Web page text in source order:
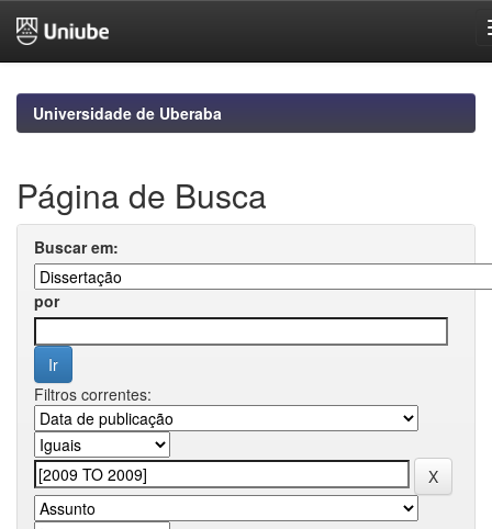
navigationUniversidade de Uberaba
Página de Busca
Buscar em:
por
Filtros correntes: